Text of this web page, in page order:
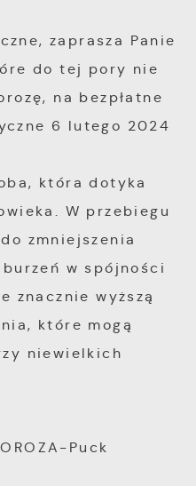
zaprasza Panie
do tej pory nie
na bezpłatne
6 lutego 2024
która dotyka
W przebiegu
zmniejszenia
w spójności
znacznie wyższą
które mogą
niewielkich
na uzyskanie
witryny
częstotliwości, z
serwisy www. Dane
informacje
zanonimizowanej.
pliki cookies
cookies
informacje i
do
komunikatów na
upodobań oraz
przeglądanej
partnerami oraz